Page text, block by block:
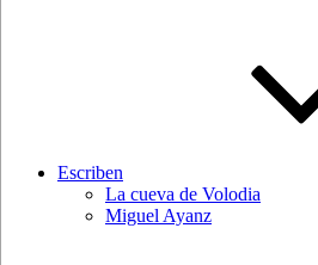
Escriben
La cueva de Volodia
Miguel Ayanz